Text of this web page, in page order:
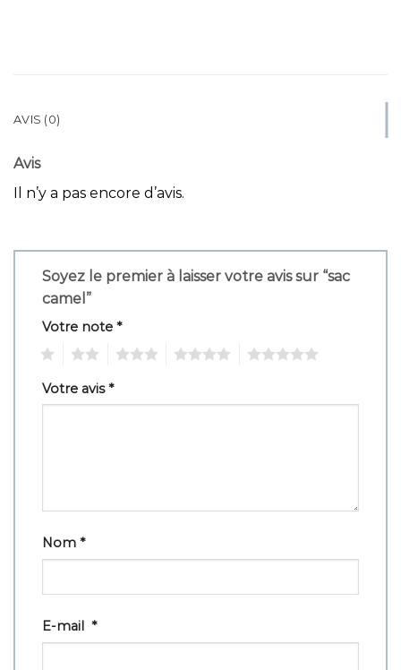
AVIS (0)
Avis
Il n’y a pas encore d’avis.
Soyez le premier à laisser votre avis sur “sac
camel”
Votre note *
Votre avis*
Nom *
E-mail *